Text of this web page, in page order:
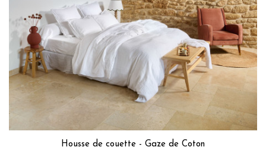
Housse de couette - Gaze de Coton